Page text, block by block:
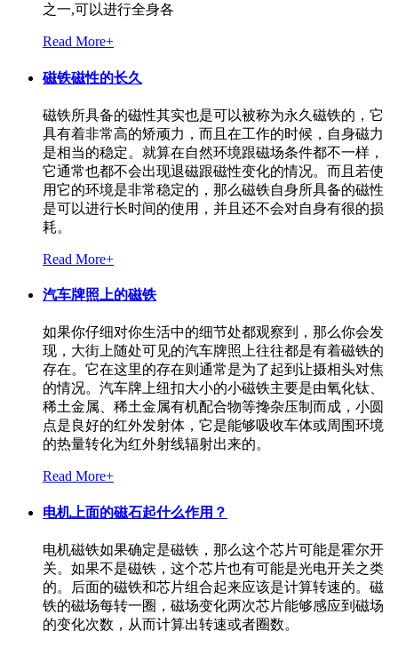
之一,可以进行全身各
Read More+
磁铁磁性的长久
磁铁所具备的磁性其实也是可以被称为永久磁铁的，它
具有着非常高的矫顽力，而且在工作的时候，自身磁力
是相当的稳定。就算在自然环境跟磁场条件都不一样，
它通常也都不会出现退磁跟磁性变化的情况。而且若使
用它的环境是非常稳定的，那么磁铁自身所具备的磁性
是可以进行长时间的使用，并且还不会对自身有很的损
耗。
Read More+
汽车牌照上的磁铁
如果你仔细对你生活中的细节处都观察到，那么你会发
现，大街上随处可见的汽车牌照上往往都是有着磁铁的
存在。它在这里的存在则通常是为了起到让摄相头对焦
的情况。汽车牌上纽扣大小的小磁铁主要是由氧化钛、
稀土金属、稀土金属有机配合物等搀杂压制而成，小圆
点是良好的红外发射体，它是能够吸收车体或周围环境
的热量转化为红外射线辐射出来的。
Read More+
电机上面的磁石起什么作用？
电机磁铁如果确定是磁铁，那么这个芯片可能是霍尔开
关。如果不是磁铁，这个芯片也有可能是光电开关之类
的。后面的磁铁和芯片组合起来应该是计算转速的。磁
铁的磁场每转一圈，磁场变化两次芯片能够感应到磁场
的变化次数，从而计算出转速或者圈数。